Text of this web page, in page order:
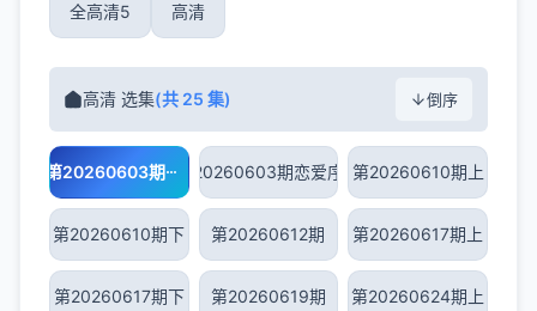
全高清5 高清
高清 选集(共 25 集) 倒序
第20260603期 第20260603期恋爱序曲第20260610期上
第20260610期下 第20260612期 第20260617期上
第20260617期下 第20260619期 第20260624期上